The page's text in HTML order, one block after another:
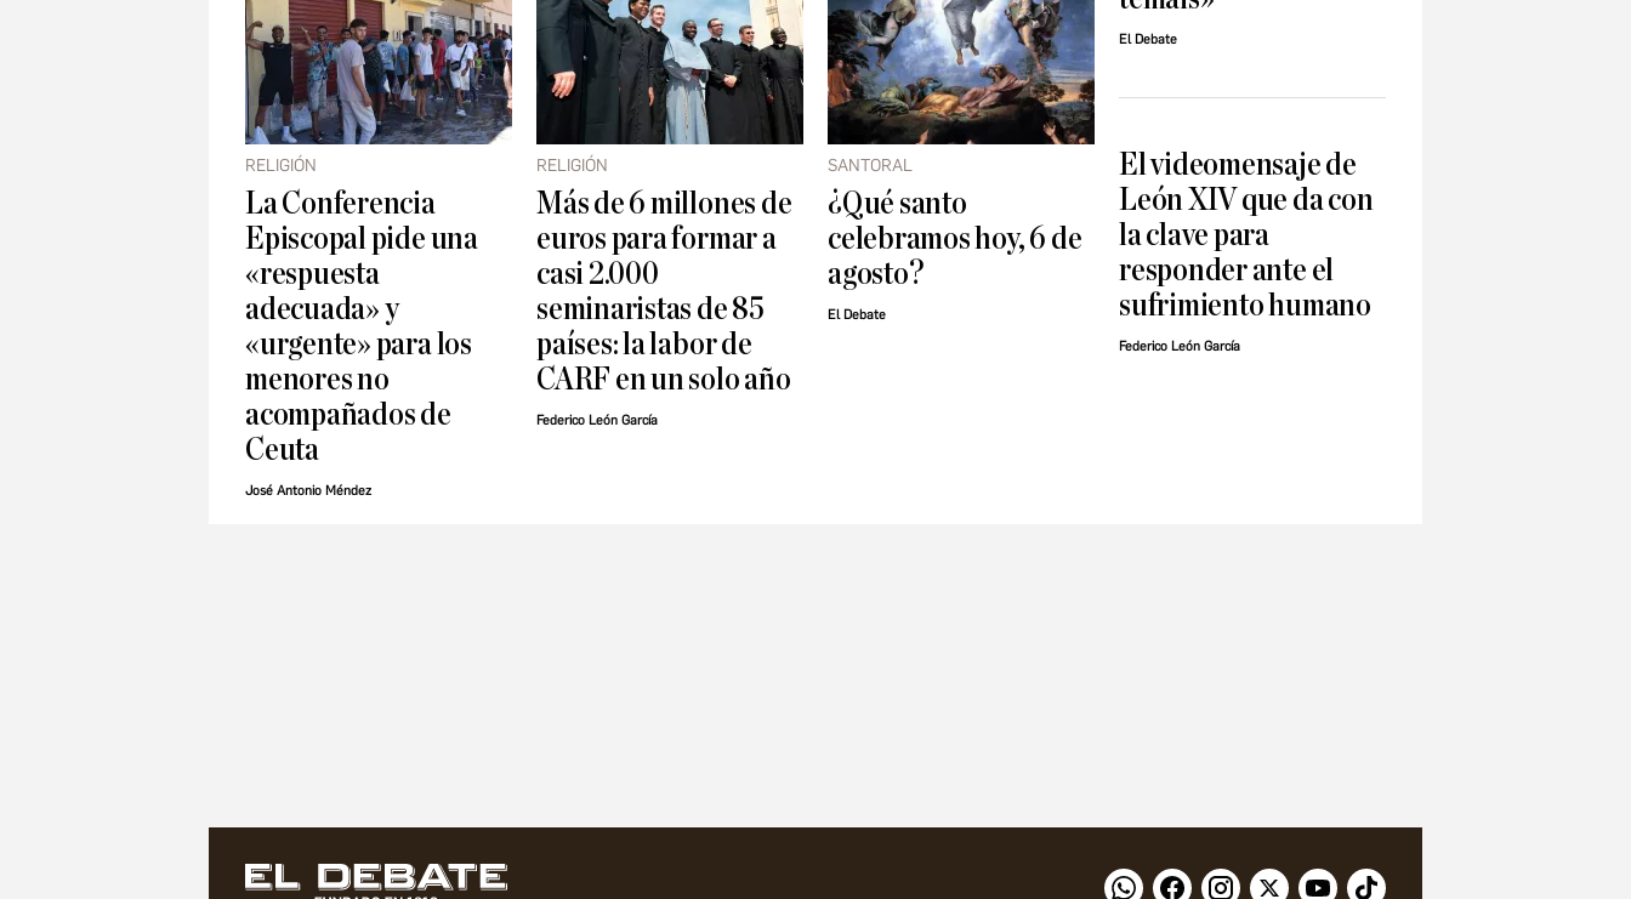
RELIGIÓN
La Conferencia
Episcopal pide una
«respuesta
adecuada» y
«urgente» para los
menores no
acompañados de
Ceuta
José Antonio Méndez
RELIGIÓN
Más de 6 millones de
euros para formar a
casi 2.000
seminaristas de 85
países: la labor de
CARF en un solo año
Federico León García
SANTORAL
¿Qué santo
celebramos hoy, 6 de
agosto?
El Debate
El Debate
El videomensaje de
León XIV que da con
la clave para
responder ante el
sufrimiento humano
Federico León García